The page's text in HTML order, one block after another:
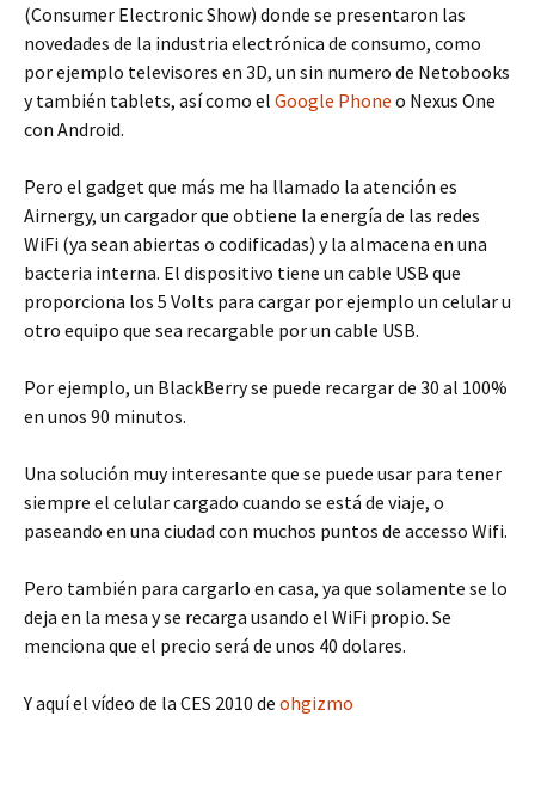
(Consumer Electronic Show) donde se presentaron las
novedades de la industria electrónica de consumo, como
por ejemplo televisores en 3D, un sin numero de Netobooks
y también tablets, así como el Google Phone o Nexus One
con Android.
Pero el gadget que más me ha llamado la atención es
Airnergy, un cargador que obtiene la energía de las redes
WiFi (ya sean abiertas o codificadas) y la almacena en una
bacteria interna. El dispositivo tiene un cable USB que
proporciona los 5 Volts para cargar por ejemplo un celular u
otro equipo que sea recargable por un cable USB.
Por ejemplo, un BlackBerry se puede recargar de 30 al 100%
en unos 90 minutos.
Una solución muy interesante que se puede usar para tener
siempre el celular cargado cuando se está de viaje, o
paseando en una ciudad con muchos puntos de accesso Wifi.
Pero también para cargarlo en casa, ya que solamente se lo
deja en la mesa y se recarga usando el WiFi propio. Se
menciona que el precio será de unos 40 dolares.
Y aquí el vídeo de la CES 2010 de ohgizmo